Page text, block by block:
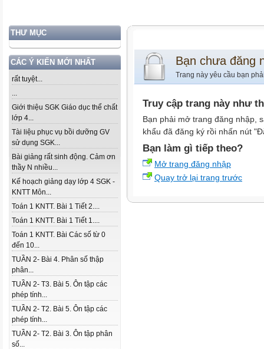
THƯ MỤC
CÁC Ý KIẾN MỚI NHẤT
rất tuyệt...
...
Giới thiệu SGK Giáo dục thể chất
lớp 4...
Tài liệu phục vụ bồi dưỡng GV
sử dụng SGK...
Bài giảng rất sinh động. Cảm ơn
thầy N nhiều...
Kế hoạch giảng dạy lớp 4 SGK -
KNTT Môn...
Toán 1 KNTT. Bài 1 Tiết 2....
Toán 1 KNTT. Bài 1 Tiết 1....
Toán 1 KNTT. Bài Các số từ 0
đến 10...
TUẦN 2- Bài 4. Phân số thập
phân...
TUẦN 2- T3. Bài 5. Ôn tập các
phép tính...
TUẦN 2- T2. Bài 5. Ôn tập các
phép tính...
TUẦN 2- T2. Bài 3. Ôn tập phân
số...
Bạn chưa đăng
Trang này yêu cầu bạn
Truy cập trang này như
Bạn phải mở trang đăng nhập,
khẩu đã đăng ký rồi nhấn nút
Bạn làm gì tiếp theo?
Mở trang đăng nhập
Quay trở lại trang trước